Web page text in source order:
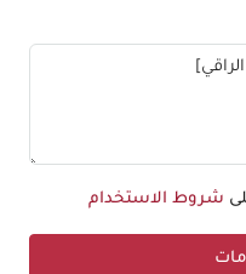
شروط الاستخدام